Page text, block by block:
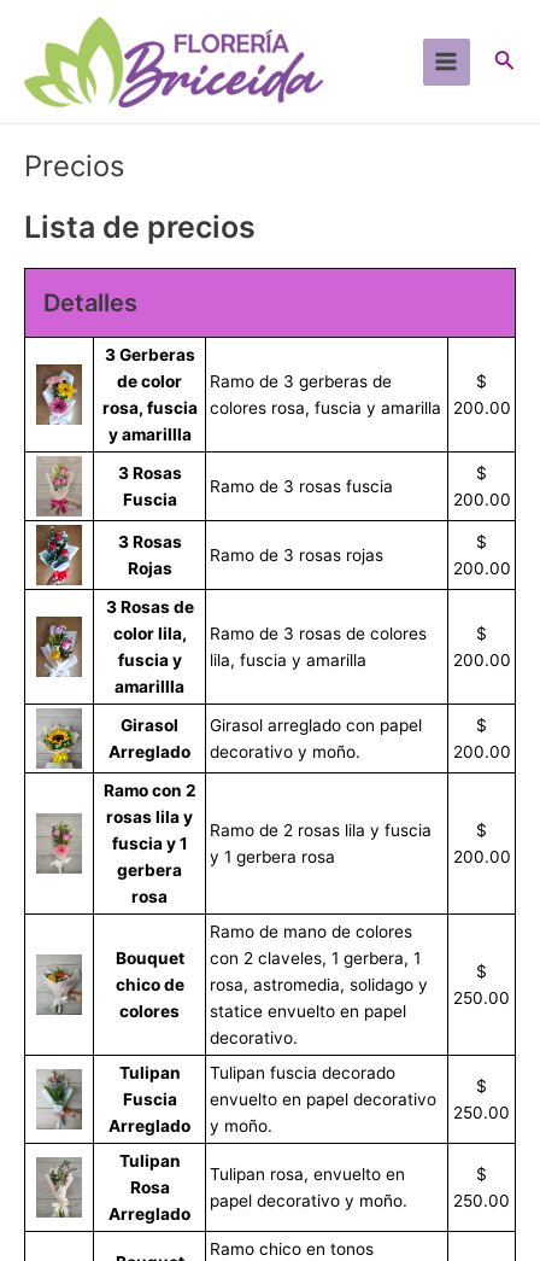
contenido
Main
Precios
Lista de precios
Detalles
3 Gerberas
de color
rosa, fuscia
y amarillla
Ramo de 3 gerberas de
colores rosa, fuscia y amarilla
$
200.00
3 Rosas
Fuscia
Ramo de 3 rosas fuscia
$
200.00
3 Rosas
Rojas
Ramo de 3 rosas rojas
$
200.00
3 Rosas de
color lila,
fuscia y
amarillla
Ramo de 3 rosas de colores
lila, fuscia y amarilla
$
200.00
Girasol
Arreglado
Girasol arreglado con papel
decorativo y moño.
$
200.00
Ramo con 2
rosas lila y
fuscia y 1
gerbera
rosa
Ramo de 2 rosas lila y fuscia
y 1 gerbera rosa
$
200.00
Bouquet
chico de
colores
Ramo de mano de colores
con 2 claveles, 1 gerbera, 1
rosa, astromedia, solidago y
statice envuelto en papel
decorativo.
$
250.00
Tulipan
Fuscia
Arreglado
Tulipan fuscia decorado
envuelto en papel decorativo
y moño.
$
250.00
Tulipan
Rosa
Arreglado
Tulipan rosa, envuelto en
papel decorativo y moño.
$
250.00
Ramo chico en tonos